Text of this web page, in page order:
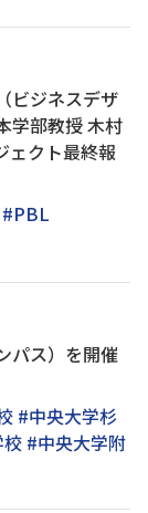
ビジネスデザ
学部教授 木村
ェクト最終報
#PBL
パス）を開催
#中央大学杉
#中央大学附